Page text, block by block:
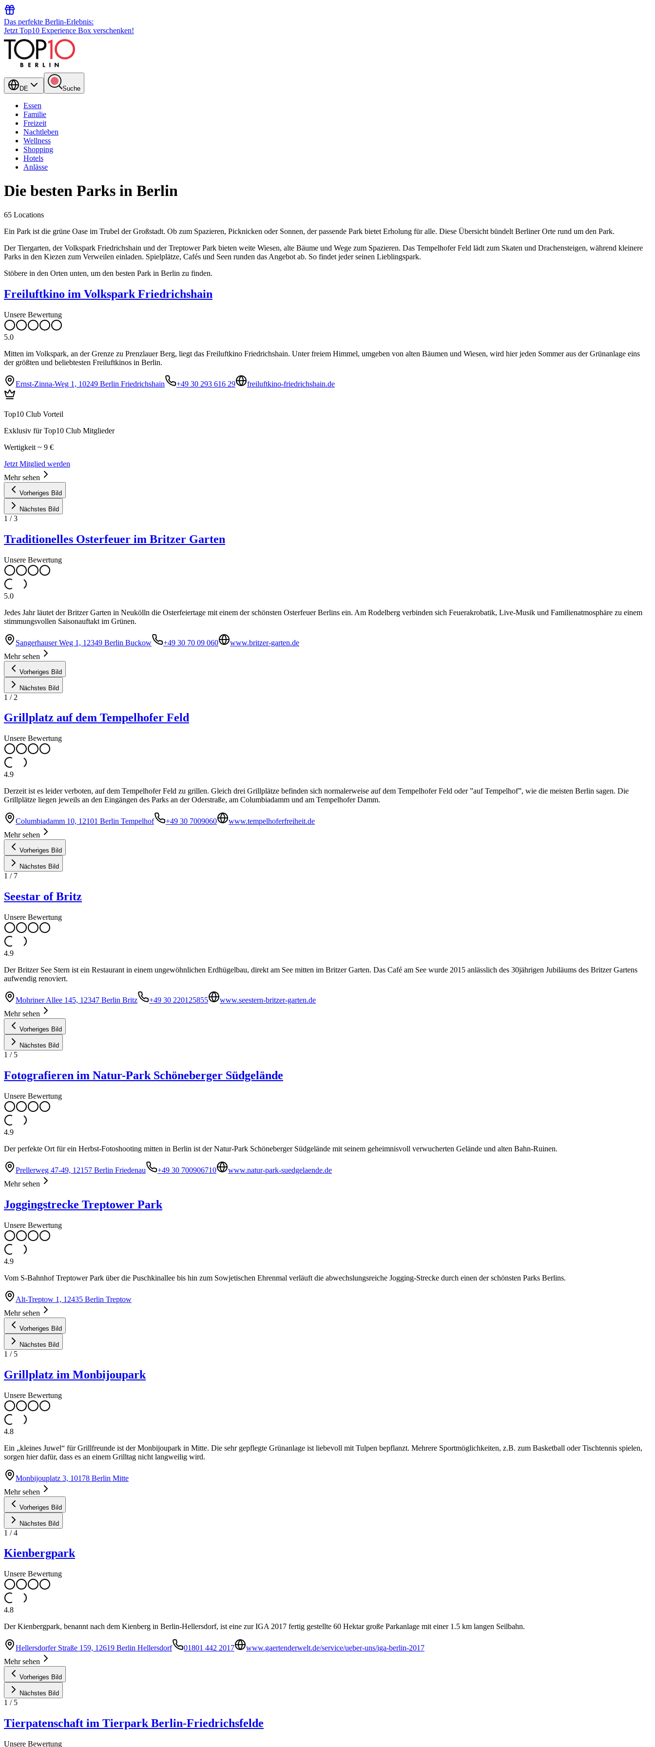
Das perfekte Berlin-Erlebnis:
Jetzt Top10 Experience Box verschenken!
DE Suche
Essen
Familie
Freizeit
Nachtleben
Wellness
Shopping
Hotels
Anlässe
Die besten Parks in Berlin
65 Locations
Ein Park ist die grüne Oase im Trubel der Großstadt. Ob zum Spazieren, Picknicken oder Sonnen, der passende Park bietet Erholung für alle. Diese Übersicht bündelt Berliner Orte rund um den Park.
Der Tiergarten, der Volkspark Friedrichshain und der Treptower Park bieten weite Wiesen, alte Bäume und Wege zum Spazieren. Das Tempelhofer Feld lädt zum Skaten und Drachensteigen, während kleinere
Parks in den Kiezen zum Verweilen einladen. Spielplätze, Cafés und Seen runden das Angebot ab. So findet jeder seinen Lieblingspark.
Stöbere in den Orten unten, um den besten Park in Berlin zu finden.
Freiluftkino im Volkspark Friedrichshain
Unsere Bewertung
5.0
Mitten im Volkspark, an der Grenze zu Prenzlauer Berg, liegt das Freiluftkino Friedrichshain. Unter freiem Himmel, umgeben von alten Bäumen und Wiesen, wird hier jeden Sommer aus der Grünanlage eins
der größten und beliebtesten Freiluftkinos in Berlin.
Ernst-Zinna-Weg 1, 10249 Berlin Friedrichshain +49 30 293 616 29 freiluftkino-friedrichshain.de
Top10 Club Vorteil
Exklusiv für Top10 Club Mitglieder
Wertigkeit ~ 9 €
Jetzt Mitglied werden
Mehr sehen
Vorheriges Bild
Nächstes Bild
1 /3
Traditionelles Osterfeuer im Britzer Garten
Unsere Bewertung
5.0
Jedes Jahr läutet der Britzer Garten in Neukölln die Osterfeiertage mit einem der schönsten Osterfeuer Berlins ein. Am Rodelberg verbinden sich Feuerakrobatik, Live-Musik und Familienatmosphäre zu einem
stimmungsvollen Saisonauftakt im Grünen.
Sangerhauser Weg 1, 12349 Berlin Buckow +49 30 70 09 060
www.britzer-garten.de
Mehr sehen
Vorheriges Bild
Nächstes Bild
1 / 2
Grillplatz auf dem Tempelhofer Feld
Unsere Bewertung
4.9
Derzeit ist es leider verboten, auf dem Tempelhofer Feld zu grillen. Gleich drei Grillplätze befinden sich normalerweise auf dem Tempelhofer Feld oder ”auf Tempelhof”, wie die meisten Berlin sagen. Die
Grillplätze liegen jeweils an den Eingängen des Parks an der Oderstraße, am Columbiadamm und am Tempelhofer Damm.
Columbiadamm 10, 12101 Berlin Tempelhof +49 30 7009060
www.tempelhoferfreiheit.de
Mehr sehen
Vorheriges Bild
Nächstes Bild
1 / 7
Seestar of Britz
Unsere Bewertung
4.9
Der Britzer See Stern ist ein Restaurant in einem ungewöhnlichen Erdhügelbau, direkt am See mitten im Britzer Garten. Das Café am See wurde 2015 anlässlich des 30jährigen Jubiläums des Britzer Gartens
aufwendig renoviert.
Mohriner Allee 145, 12347 Berlin Britz +49 30 220125855
www.seestern-britzer-garten.de
Mehr sehen
Vorheriges Bild
Nächstes Bild
1 / 5
Fotografieren im Natur-Park Schöneberger Südgelände
Unsere Bewertung
4.9
Der perfekte Ort für ein Herbst-Fotoshooting mitten in Berlin ist der Natur-Park Schöneberger Südgelände mit seinem geheimnisvoll verwucherten Gelände und alten Bahn-Ruinen.
Prellerweg 47-49, 12157 Berlin Friedenau +49 30 700906710
www.natur-park-suedgelaende.de
Mehr sehen
Joggingstrecke Treptower Park
Unsere Bewertung
4.9
Vom S-Bahnhof Treptower Park über die Puschkinallee bis hin zum Sowjetischen Ehrenmal verläuft die abwechslungsreiche Jogging-Strecke durch einen der schönsten Parks Berlins.
Alt-Treptow 1, 12435 Berlin Treptow
Mehr sehen
Vorheriges Bild
Nächstes Bild
1 / 5
Grillplatz im Monbijoupark
Unsere Bewertung
4.8
Ein „kleines Juwel“ für Grillfreunde ist der Monbijoupark in Mitte. Die sehr gepflegte Grünanlage ist liebevoll mit Tulpen bepflanzt. Mehrere Sportmöglichkeiten, z.B. zum Basketball oder Tischtennis spielen,
sorgen hier dafür, dass es an einem Grilltag nicht langweilig wird.
Monbijouplatz 3, 10178 Berlin Mitte
Mehr sehen
Vorheriges Bild
Nächstes Bild
1 /4
Kienbergpark
Unsere Bewertung
4.8
Der Kienbergpark, benannt nach dem Kienberg in Berlin-Hellersdorf, ist eine zur IGA 2017 fertig gestellte 60 Hektar große Parkanlage mit einer 1.5 km langen Seilbahn.
Hellersdorfer Straße 159, 12619 Berlin Hellersdorf 01801 442 2017
www.gaertenderwelt.de/service/ueber-uns/iga-berlin-2017
Mehr sehen
Vorheriges Bild
Nächstes Bild
1 / 5
Tierpatenschaft im Tierpark Berlin-Friedrichsfelde
Unsere Bewertung